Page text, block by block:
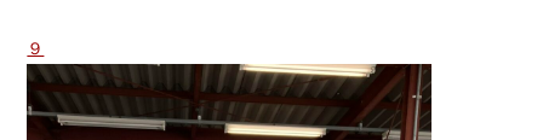
ホーム T.U.C.GROUP
９